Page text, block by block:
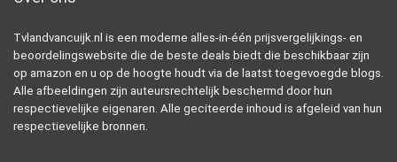
Tvlandvancuijk.nl is een moderne alles-in-één prijsvergelijkings- en
beoordelingswebsite die de beste deals biedt die beschikbaar zijn
op amazon en u op de hoogte houdt via de laatst toegevoegde blogs.
Alle afbeeldingen zijn auteursrechtelijk beschermd door hun
respectievelijke eigenaren. Alle geciteerde inhoud is afgeleid van hun
respectievelijke bronnen.